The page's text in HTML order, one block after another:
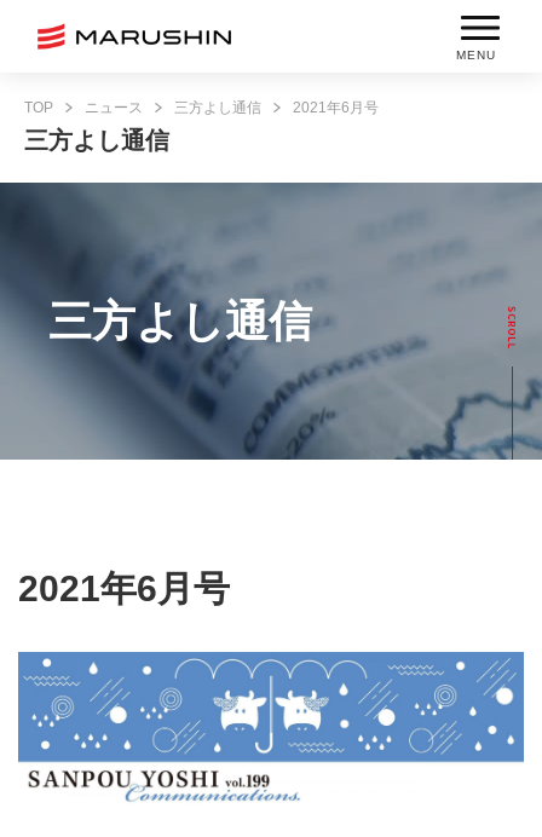
MENU
TOP ニュース 三方よし通信 2021年6月号
三方よし通信
三方よし通信
2021年6月号